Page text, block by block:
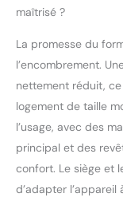
maîtrisé ?
La promesse du
l’encombrement.
nettement réduit,
logement de taille
l’usage, avec des
principal et des
confort. Le siège et
d’adapter